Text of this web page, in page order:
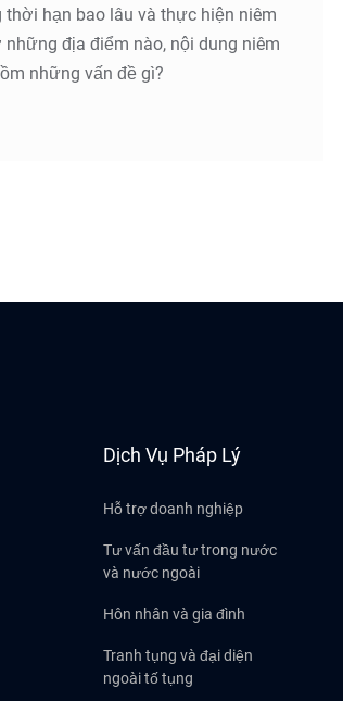
thời hạn bao lâu và thực hiện niêm
những địa điểm nào, nội dung niêm
những vấn đề gì?
Dịch Vụ Pháp Lý
Hỗ trợ doanh nghiệp
Tư vấn đầu tư trong nước
và nước ngoài
Hôn nhân và gia đình
Tranh tụng và đại diện
ngoài tố tụng